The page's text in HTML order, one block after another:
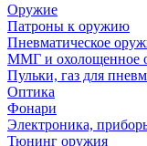
Оружие
Патроны к оружию
Пневматическое
ММГ и охолощенное
Пульки, газ для
Оптика
Фонари
Электроника,
Тюнинг оружия